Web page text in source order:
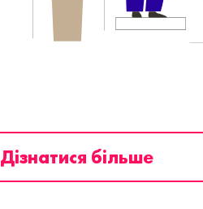
Дізнатися більше